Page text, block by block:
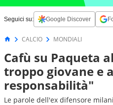
Seguici su: Google Discover
CALCIO MONDIALI
Cafù su Paqueta
troppo giovane e
responsabilità"
Le parole dell'ex difensore